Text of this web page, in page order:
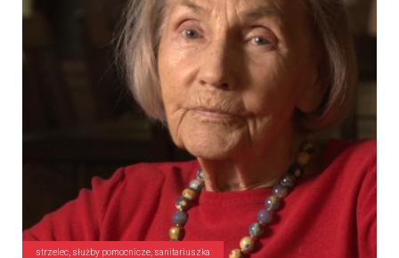
strzelec, służby pomocnicze, sanitariuszka